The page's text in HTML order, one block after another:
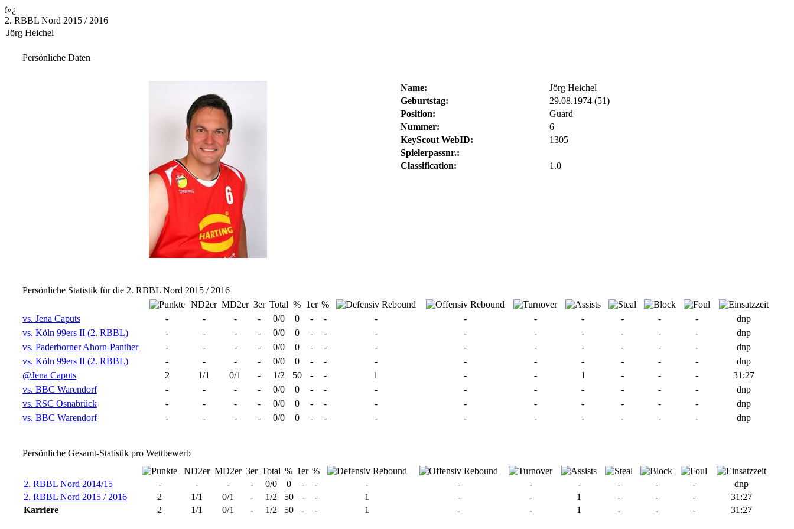
ï»¿
2. RBBL Nord 2015 / 2016
Jörg Heichel
Persönliche Daten
Name:
Jörg Heichel
Geburtstag:
29.08.1974 (51)
Position:
Guard
Nummer:
6
KeyScout WebID:
1305
Spielerpassnr.:
Classification:
1.0
Persönliche Statistik für die 2. RBBL Nord 2015 / 2016
ND2er MD2er 3er Total % 1er %
vs. Jena Caputs
- - - - 0/0 0 - - - - - - - - -
dnp
vs. Köln 99ers II (2. RBBL)
- - - - 0/0 0 - - - - - - - - -
dnp
vs. Paderborner Ahorn-Panther
- - - - 0/0 0 - - - - - - - - -
dnp
vs. Köln 99ers II (2. RBBL)
- - - - 0/0 0 - - - - - - - - -
dnp
@Jena Caputs
2 1/1 0/1 - 1/2 50 - - 1 - - 1 - - -
31:27
vs. BBC Warendorf
- - - - 0/0 0 - - - - - - - - -
dnp
vs. RSC Osnabrück
- - - - 0/0 0 - - - - - - - - -
dnp
vs. BBC Warendorf
- - - - 0/0 0 - - - - - - - - - dnp
Persönliche Gesamt-Statistik pro Wettbewerb
ND2er MD2er 3er Total % 1er %
2. RBBL Nord 2014/15
- - - - 0/0 0 - - - - - - - - -
dnp
2. RBBL Nord 2015 / 2016
2 1/1 0/1 - 1/2 50 - - 1 - - 1 - - -
31:27
Karriere
2 1/1 0/1 - 1/2 50 - - 1 - - 1 - - - 31:27